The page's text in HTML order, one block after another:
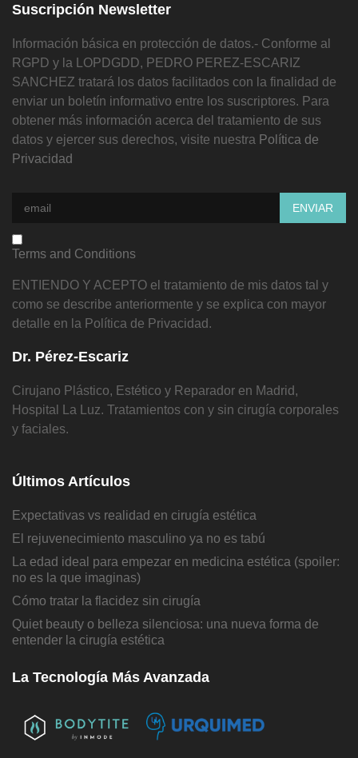
Suscripción Newsletter
Información básica en protección de datos.- Conforme al
RGPD y la LOPDGDD, PEDRO PEREZ-ESCARIZ
SANCHEZ tratará los datos facilitados con la finalidad de
enviar un boletín informativo entre los suscriptores. Para
obtener más información acerca del tratamiento de sus
datos y ejercer sus derechos, visite nuestra Política de
Privacidad
Terms and Conditions
ENTIENDO Y ACEPTO el tratamiento de mis datos tal y
como se describe anteriormente y se explica con mayor
detalle en la Política de Privacidad.
Dr. Pérez-Escariz
Cirujano Plástico, Estético y Reparador en Madrid,
Hospital La Luz. Tratamientos con y sin cirugía corporales
y faciales.
Últimos Artículos
Expectativas vs realidad en cirugía estética
El rejuvenecimiento masculino ya no es tabú
La edad ideal para empezar en medicina estética (spoiler:
no es la que imaginas)
Cómo tratar la flacidez sin cirugía
Quiet beauty o belleza silenciosa: una nueva forma de
entender la cirugía estética
La Tecnología Más Avanzada